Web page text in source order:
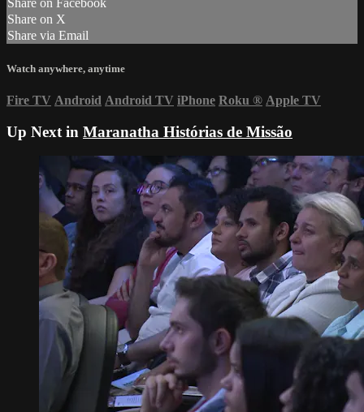
Share on Facebook
Share on X
Share via Email
Watch anywhere, anytime
Fire TV Android Android TV iPhone Roku ® Apple TV
Up Next in Maranatha Histórias de Missão